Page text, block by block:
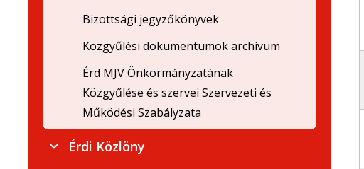
Bizottsági jegyzőkönyvek
Közgyűlési dokumentumok archívum
Érd MJV Önkormányzatának
Közgyűlése és szervei Szervezeti és
Működési Szabályzata
Érdi Közlöny